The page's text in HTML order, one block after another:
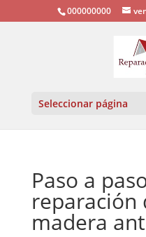
000000000
Seleccionar página
Paso a
reparación
madera